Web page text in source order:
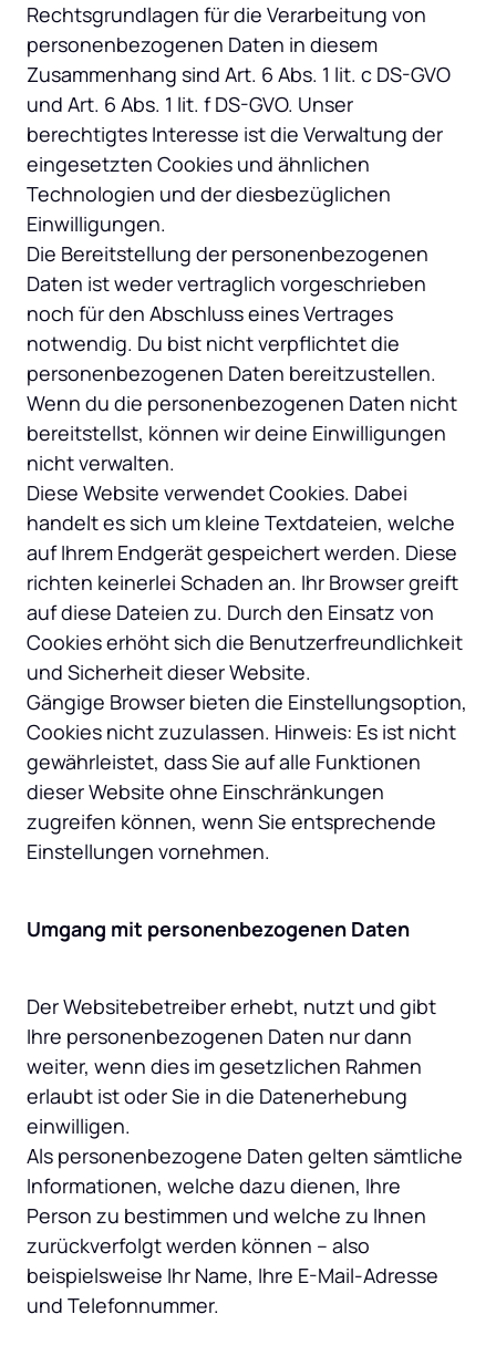
Rechtsgrundlagen für die Verarbeitung von
personenbezogenen Daten in diesem
Zusammenhang sind Art. 6 Abs. 1 lit. c DS-GVO
und Art. 6 Abs. 1 lit. f DS-GVO. Unser
berechtigtes Interesse ist die Verwaltung der
eingesetzten Cookies und ähnlichen
Technologien und der diesbezüglichen
Einwilligungen.
Die Bereitstellung der personenbezogenen
Daten ist weder vertraglich vorgeschrieben
noch für den Abschluss eines Vertrages
notwendig. Du bist nicht verpflichtet die
personenbezogenen Daten bereitzustellen.
Wenn du die personenbezogenen Daten nicht
bereitstellst, können wir deine Einwilligungen
nicht verwalten.
Diese Website verwendet Cookies. Dabei
handelt es sich um kleine Textdateien, welche
auf Ihrem Endgerät gespeichert werden. Diese
richten keinerlei Schaden an. Ihr Browser greift
auf diese Dateien zu. Durch den Einsatz von
Cookies erhöht sich die Benutzerfreundlichkeit
und Sicherheit dieser Website.
Gängige Browser bieten die Einstellungsoption,
Cookies nicht zuzulassen. Hinweis: Es ist nicht
gewährleistet, dass Sie auf alle Funktionen
dieser Website ohne Einschränkungen
zugreifen können, wenn Sie entsprechende
Einstellungen vornehmen.
Umgang mit personenbezogenen Daten
Der Websitebetreiber erhebt, nutzt und gibt
Ihre personenbezogenen Daten nur dann
weiter, wenn dies im gesetzlichen Rahmen
erlaubt ist oder Sie in die Datenerhebung
einwilligen.
Als personenbezogene Daten gelten sämtliche
Informationen, welche dazu dienen, Ihre
Person zu bestimmen und welche zu Ihnen
zurückverfolgt werden können – also
beispielsweise Ihr Name, Ihre E-Mail-Adresse
und Telefonnummer.